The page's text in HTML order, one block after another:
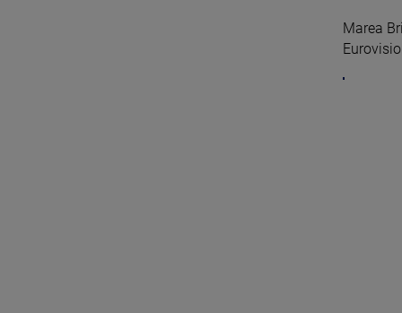
Marea